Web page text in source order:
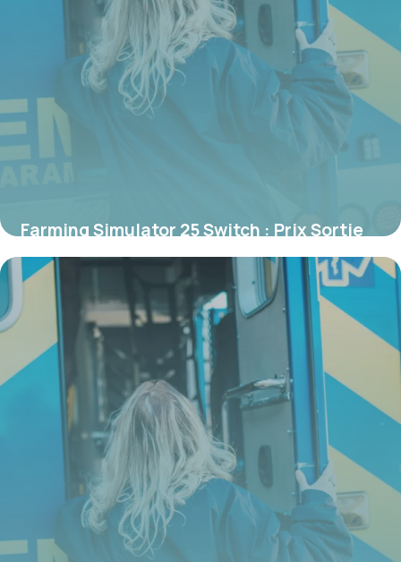
Farming Simulator 25 Switch : Prix Sortie
2024
18 mai 2026